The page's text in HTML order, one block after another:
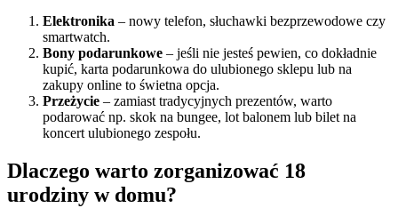
Elektronika – nowy telefon, słuchawki bezprzewodowe czy
smartwatch.
Bony podarunkowe – jeśli nie jesteś pewien, co dokładnie
kupić, karta podarunkowa do ulubionego sklepu lub na
zakupy online to świetna opcja.
Przeżycie – zamiast tradycyjnych prezentów, warto
podarować np. skok na bungee, lot balonem lub bilet na
koncert ulubionego zespołu.
Dlaczego warto zorganizować 18
urodziny w domu?